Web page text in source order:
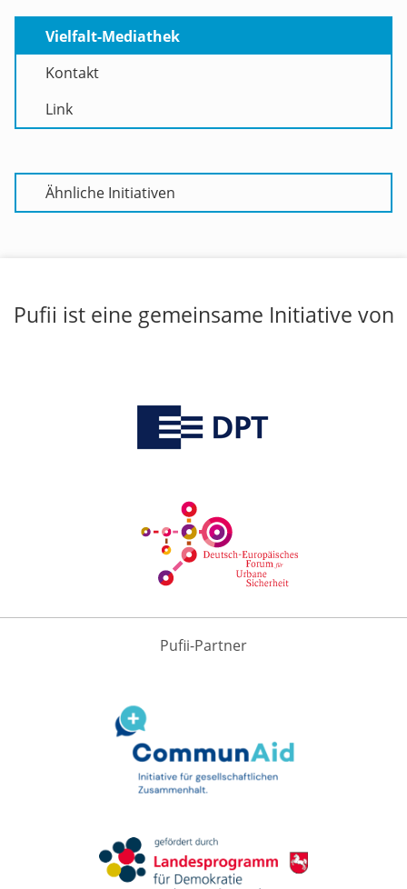
Vielfalt-Mediathek
Kontakt
Link
Ähnliche Initiativen
Pufii ist eine gemeinsame Initiative von
Pufii-Partner